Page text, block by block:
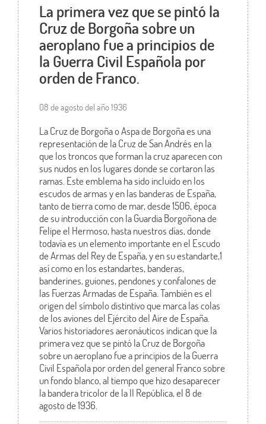
La primera vez que se pintó la
Cruz de Borgoña sobre un
aeroplano fue a principios de
la Guerra Civil Española por
orden de Franco.
08 de agosto del año 1936
La Cruz de Borgoña o Aspa de Borgoña es una
representación de la Cruz de San Andrés en la
que los troncos que forman la cruz aparecen con
sus nudos en los lugares donde se cortaron las
ramas. Este emblema ha sido incluido en los
escudos de armas y en las banderas de España,
tanto de tierra como de mar, desde 1506, época
de su introducción con la Guardia Borgoñona de
Felipe el Hermoso, hasta nuestros días, donde
todavía es un elemento importante en el Escudo
de Armas del Rey de España, y en su estandarte,1
así como en los estandartes, banderas,
banderines, guiones, pendones y confalones de
las Fuerzas Armadas de España. También es el
origen del símbolo distintivo que marca las colas
de los aviones del Ejército del Aire de España.
Varios historiadores aeronáuticos indican que la
primera vez que se pintó la Cruz de Borgoña
sobre un aeroplano fue a principios de la Guerra
Civil Española por orden del general Franco sobre
un fondo blanco, al tiempo que hizo desaparecer
la bandera tricolor de la II República, el 8 de
agosto de 1936.